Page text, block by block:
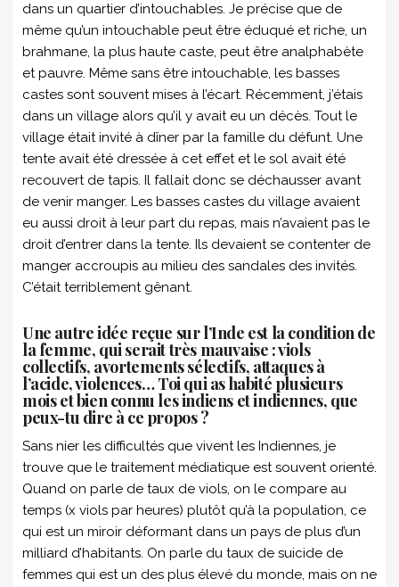
dans un quartier d’intouchables. Je précise que de
même qu’un intouchable peut être éduqué et riche, un
brahmane, la plus haute caste, peut être analphabète
et pauvre. Même sans être intouchable, les basses
castes sont souvent mises à l’écart. Récemment, j’étais
dans un village alors qu’il y avait eu un décès. Tout le
village était invité à dîner par la famille du défunt. Une
tente avait été dressée à cet effet et le sol avait été
recouvert de tapis. Il fallait donc se déchausser avant
de venir manger. Les basses castes du village avaient
eu aussi droit à leur part du repas, mais n’avaient pas le
droit d’entrer dans la tente. Ils devaient se contenter de
manger accroupis au milieu des sandales des invités.
C’était terriblement gênant.
Une autre idée reçue sur l’Inde est la condition de
la femme, qui serait très mauvaise : viols
collectifs, avortements sélectifs, attaques à
l’acide, violences… Toi qui as habité plusieurs
mois et bien connu les indiens et indiennes, que
peux-tu dire à ce propos ?
Sans nier les difficultés que vivent les Indiennes, je
trouve que le traitement médiatique est souvent orienté.
Quand on parle de taux de viols, on le compare au
temps (x viols par heures) plutôt qu’à la population, ce
qui est un miroir déformant dans un pays de plus d’un
milliard d’habitants. On parle du taux de suicide de
femmes qui est un des plus élevé du monde, mais on ne